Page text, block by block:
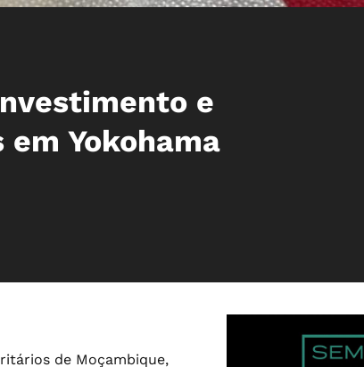
e
Yokohama
de Moçambique,